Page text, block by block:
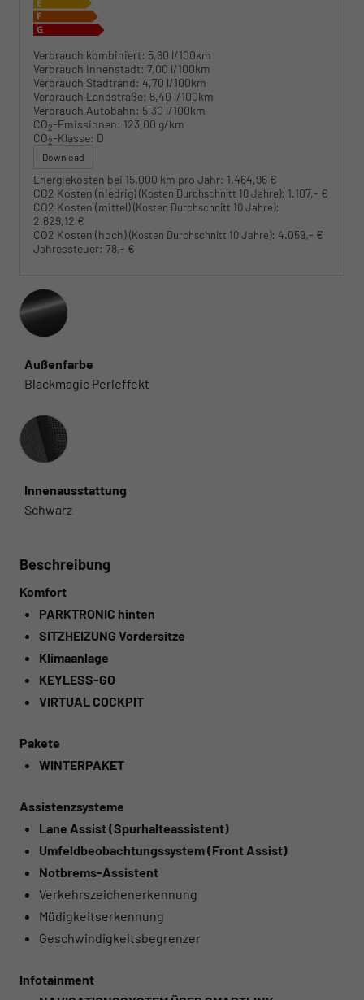
Verbrauch kombiniert: 5,60 l/100km
Verbrauch Innenstadt: 7,00 l/100km
Verbrauch Stadtrand: 4,70 l/100km
Verbrauch Landstraße: 5,40 l/100km
Verbrauch Autobahn: 5,30 l/100km
CO2-Emissionen: 123,00 g/km
CO2-Klasse: D
Download
Energiekosten bei 15.000 km pro Jahr: 1.464,96 €
CO2 Kosten (niedrig)(Kosten Durchschnitt 10 Jahre): 1.107,- €
CO2 Kosten (mittel)(Kosten Durchschnitt 10 Jahre):
2.629,12 €
CO2 Kosten (hoch)(Kosten Durchschnitt 10 Jahre): 4.059,- €
Jahressteuer: 78,- €
Außenfarbe
Blackmagic Perleffekt
Innenausstattung
Innenausstattung
Schwarz
Beschreibung
Komfort
PARKTRONIC hinten
SITZHEIZUNG Vordersitze
Klimaanlage
KEYLESS-GO
VIRTUAL COCKPIT
Pakete
WINTERPAKET
Assistenzsysteme
Lane Assist (Spurhalteassistent)
Umfeldbeobachtungssystem (Front Assist)
Notbrems-Assistent
Verkehrszeichenerkennung
Müdigkeitserkennung
Geschwindigkeitsbegrenzer
Infotainment